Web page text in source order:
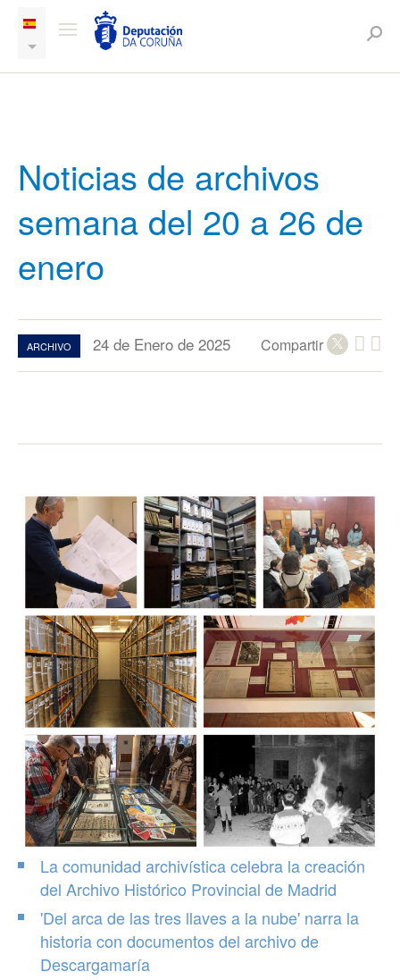
Noticias de archivos
semana del 20 a 26 de
enero
ARCHIVO 24 de Enero de 2025 Compartir
La comunidad archivística celebra la creación
del Archivo Histórico Provincial de Madrid
'Del arca de las tres llaves a la nube' narra la
historia con documentos del archivo de
Descargamaría